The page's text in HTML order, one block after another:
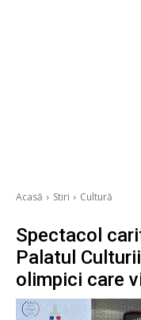
Acasă Stiri Cultură
Spectacol
Palatul
olimpici care